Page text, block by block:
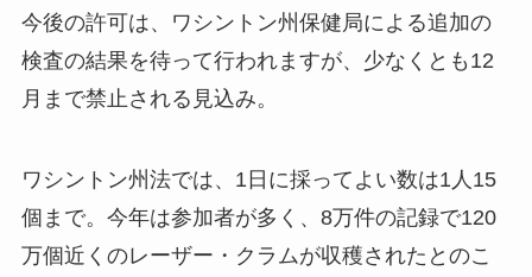
今後の許可は、ワシントン州保健局による追加の
検査の結果を待って行われますが、少なくとも12
月まで禁止される見込み。
ワシントン州法では、1日に採ってよい数は1人15
個まで。今年は参加者が多く、8万件の記録で120
万個近くのレーザー・クラムが収穫されたとのこ